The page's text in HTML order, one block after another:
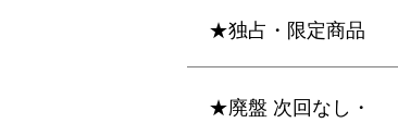
★独占・限定商品
★廃盤 次回なし・